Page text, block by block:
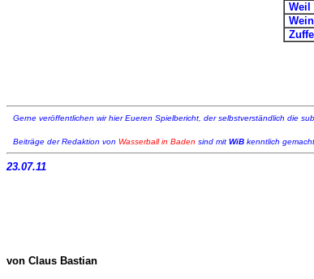
Weil
Gerne veröffentlichen wir hier Eueren Spielbericht, der selbstverständlich die
Beiträge der Redaktion von Wasserball in Baden sind mit WiB kenntlich gemacht.
23.07.11
von Claus Bastian